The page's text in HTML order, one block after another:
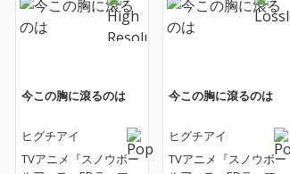
今この胸に滾るのは
ヒグチアイ
TVアニメ『スノウボー
今この胸に滾るのは
ヒグチアイ
TVアニメ『スノウボー